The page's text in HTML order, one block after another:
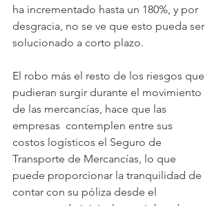
ha incrementado hasta un 180%, y por
desgracia, no se ve que esto pueda ser
solucionado a corto plazo.
El robo más el resto de los riesgos que
pudieran surgir durante el movimiento
de las mercancías, hace que las
empresas  contemplen entre sus
costos logísticos el Seguro de
Transporte de Mercancías, lo que
puede proporcionar la tranquilidad de
contar con su póliza desde el